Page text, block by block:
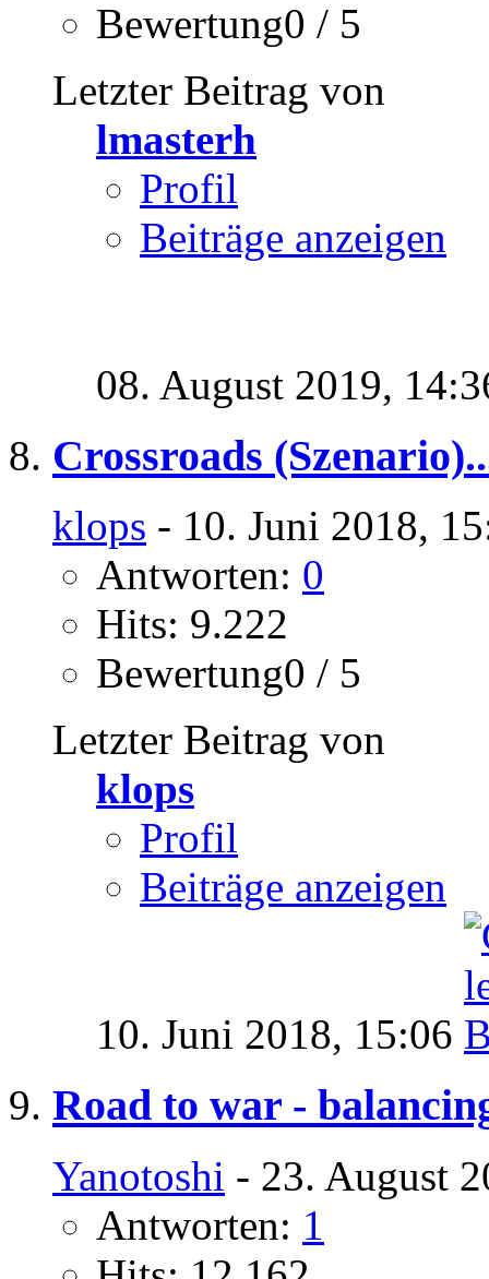
Bewertung0 / 5
Letzter Beitrag von
lmasterh
Profil
Beiträge anzeigen
08. August 2019,
Crossroads
klops - 10. Juni 2018,
Antworten: 0
Hits: 9.222
Bewertung0 / 5
Letzter Beitrag von
klops
Profil
Beiträge anzeigen
10. Juni 2018, 15:06
Road to war -
Yanotoshi - 23. August
Antworten: 1